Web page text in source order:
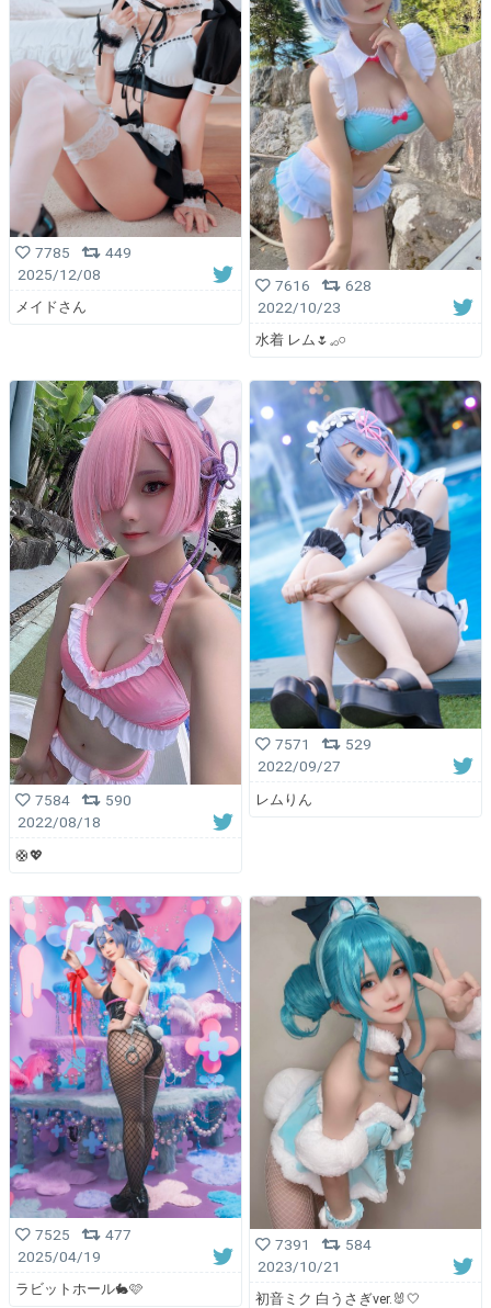
7785
449
2025/12/08
メイドさん
7616
628
2022/10/23
水着 レム🌷𓈒𓂂𓏸
7584
590
2022/08/18
🛟💖
7571
529
2022/09/27
レムりん
7525
477
2025/04/19
ラビットホール🐇🩷
7391
584
2023/10/21
初音ミク 白うさぎver.🐰🤍